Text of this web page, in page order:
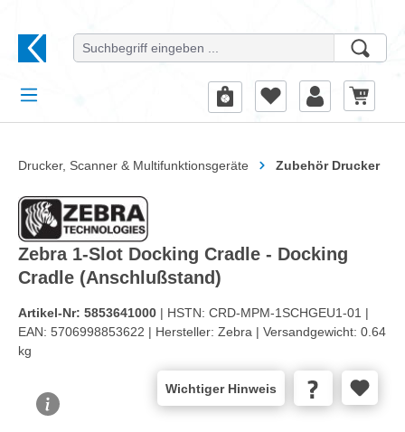
Drucker, Scanner & Multifunktionsgeräte Zubehör Drucker
Zebra 1-Slot Docking Cradle - Docking
Cradle (Anschlußstand)
Artikel-Nr: 5853641000 | HSTN: CRD-MPM-1SCHGEU1-01 |
EAN: 5706998853622 | Hersteller: Zebra | Versandgewicht: 0.64
kg
Wichtiger Hinweis